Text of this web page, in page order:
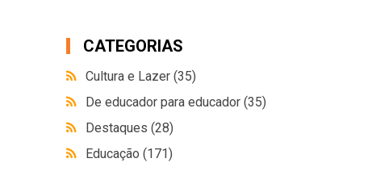
CATEGORIAS
Cultura e Lazer(35)
De educador para educador(35)
Destaques(28)
Educação(171)